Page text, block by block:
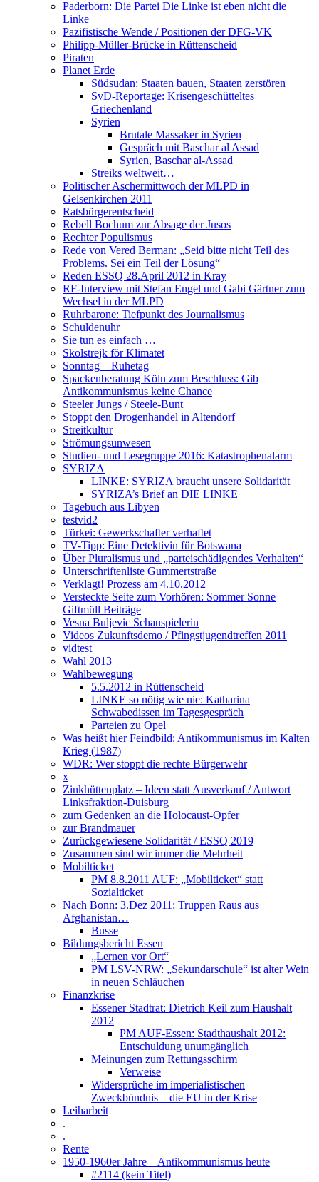
Paderborn: Die Partei Die Linke ist eben nicht die
Linke
Pazifistische Wende / Positionen der DFG-VK
Philipp-Müller-Brücke in Rüttenscheid
Piraten
Planet Erde
Südsudan: Staaten bauen, Staaten zerstören
SvD-Reportage: Krisengeschütteltes
Griechenland
Syrien
Brutale Massaker in Syrien
Gespräch mit Baschar al Assad
Syrien, Baschar al-Assad
Streiks weltweit…
Politischer Aschermittwoch der MLPD in
Gelsenkirchen 2011
Ratsbürgerentscheid
Rebell Bochum zur Absage der Jusos
Rechter Populismus
Rede von Vered Berman: „Seid bitte nicht Teil des
Problems. Sei ein Teil der Lösung“
Reden ESSQ 28.April 2012 in Kray
RF-Interview mit Stefan Engel und Gabi Gärtner zum
Wechsel in der MLPD
Ruhrbarone: Tiefpunkt des Journalismus
Schuldenuhr
Sie tun es einfach …
Skolstrejk för Klimatet
Sonntag – Ruhetag
Spackenberatung Köln zum Beschluss: Gib
Antikommunismus keine Chance
Steeler Jungs / Steele-Bunt
Stoppt den Drogenhandel in Altendorf
Streitkultur
Strömungsunwesen
Studien- und Lesegruppe 2016: Katastrophenalarm
SYRIZA
LINKE: SYRIZA braucht unsere Solidarität
SYRIZA’s Brief an DIE LINKE
Tagebuch aus Libyen
testvid2
Türkei: Gewerkschafter verhaftet
TV-Tipp: Eine Detektivin für Botswana
Über Pluralismus und „parteischädigendes Verhalten“
Unterschriftenliste Gummertstraße
Verklagt! Prozess am 4.10.2012
Versteckte Seite zum Vorhören: Sommer Sonne
Giftmüll Beiträge
Vesna Buljevic Schauspielerin
Videos Zukunftsdemo / Pfingstjugendtreffen 2011
vidtest
Wahl 2013
Wahlbewegung
5.5.2012 in Rüttenscheid
LINKE so nötig wie nie: Katharina
Schwabedissen im Tagesgespräch
Parteien zu Opel
Was heißt hier Feindbild: Antikommunismus im Kalten
Krieg (1987)
WDR: Wer stoppt die rechte Bürgerwehr
x
Zinkhüttenplatz – Ideen statt Ausverkauf / Antwort
Linksfraktion-Duisburg
zum Gedenken an die Holocaust-Opfer
zur Brandmauer
Zurückgewiesene Solidarität / ESSQ 2019
Zusammen sind wir immer die Mehrheit
Mobilticket
PM 8.8.2011 AUF: „Mobilticket“ statt
Sozialticket
Nach Bonn: 3.Dez 2011: Truppen Raus aus
Afghanistan…
Busse
Bildungsbericht Essen
„Lernen vor Ort“
PM LSV-NRW: „Sekundarschule“ ist alter Wein
in neuen Schläuchen
Finanzkrise
Essener Stadtrat: Dietrich Keil zum Haushalt
2012
PM AUF-Essen: Stadthaushalt 2012:
Entschuldung unumgänglich
Meinungen zum Rettungsschirm
Verweise
Widersprüche im imperialistischen
Zweckbündnis – die EU in der Krise
Leiharbeit
.
.
Rente
1950-1960er Jahre – Antikommunismus heute
#2114 (kein Titel)